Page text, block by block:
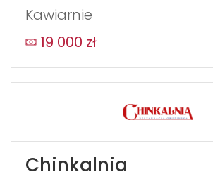
Kawiarnie
19 000 zł
Chinkalnia